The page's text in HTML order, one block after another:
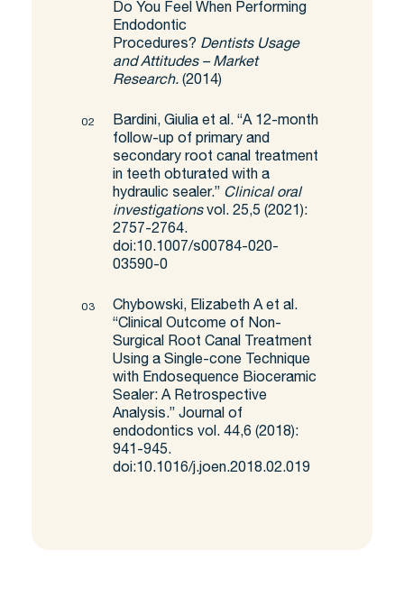
Do You Feel When Performing
Endodontic
Procedures? Dentists Usage
and Attitudes – Market
Research. (2014)
Bardini, Giulia et al. “A 12-month
follow-up of primary and
secondary root canal treatment
in teeth obturated with a
hydraulic sealer.” Clinical oral
investigationsvol. 25,5 (2021):
2757-2764.
doi:10.1007/s00784-020-
03590-0
Chybowski, Elizabeth A et al.
“Clinical Outcome of Non-
Surgical Root Canal Treatment
Using a Single-cone Technique
with Endosequence Bioceramic
Sealer: A Retrospective
Analysis.” Journal of
endodontics vol. 44,6 (2018):
941-945.
doi:10.1016/j.joen.2018.02.019